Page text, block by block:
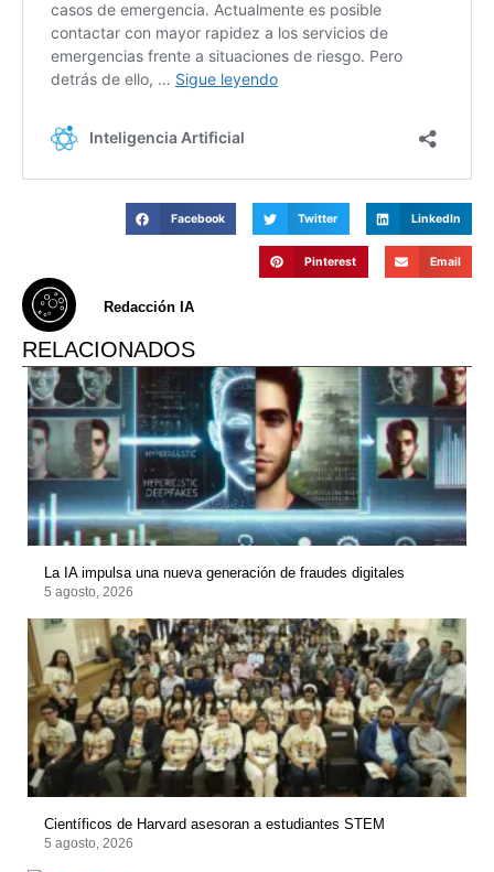
Facebook Twitter LinkedIn
Pinterest Email
Redacción IA
RELACIONADOS
La IA impulsa una nueva generación de fraudes digitales
5 agosto, 2026
Científicos de Harvard asesoran a estudiantes STEM
5 agosto, 2026